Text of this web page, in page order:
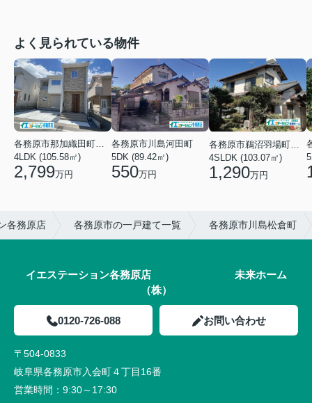
よく見られている物件
各務原市那加織田町１丁目
4LDK (105.58㎡)
2,799万円
各務原市川島河田町
5DK (89.42㎡)
550万円
4SLDK (103.07㎡)
1,290万円
各務原店 各務原市の一戸建て一覧 各務原市川島松倉町
イエステーション各務原店 未来ホーム
（株）
0120-726-088 お問い合わせ
〒504-0833
岐阜県各務原市入会町４丁目16番
営業時間： 9:30～17:30